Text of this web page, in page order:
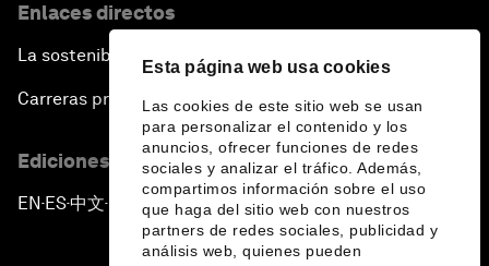
Esta página web usa cookies
Las cookies de este sitio web se usan
para personalizar el contenido y los
anuncios, ofrecer funciones de redes
sociales y analizar el tráfico. Además,
compartimos información sobre el uso
que haga del sitio web con nuestros
partners de redes sociales, publicidad y
análisis web, quienes pueden
Enlaces directos
La sostenibilidad en el Foro
Carreras profesionales
Ediciones en otros idiomas
EN ▪ES▪中文▪ 日本語